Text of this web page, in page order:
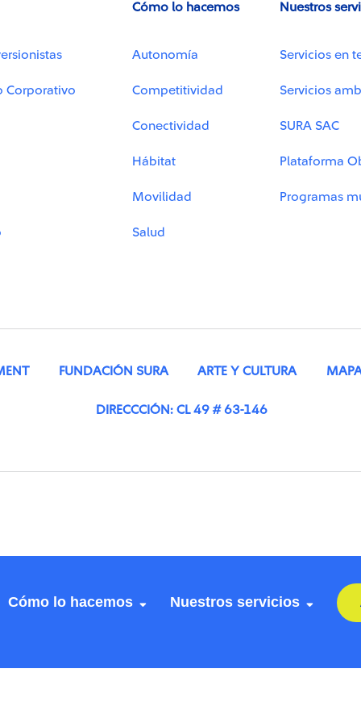
Corporativo
Cómo lo hacemos
Autonomía
Competitividad
Conectividad
Hábitat
Movilidad
Salud
Nuestros
Servicios en
Servicios
SURA SAC
Plataforma
Programas
FUNDACIÓN SURA ARTE Y CULTURA
DIRECCCIÓN: CL 49 # 63-146
Cómo lo hacemos Nuestros servicios